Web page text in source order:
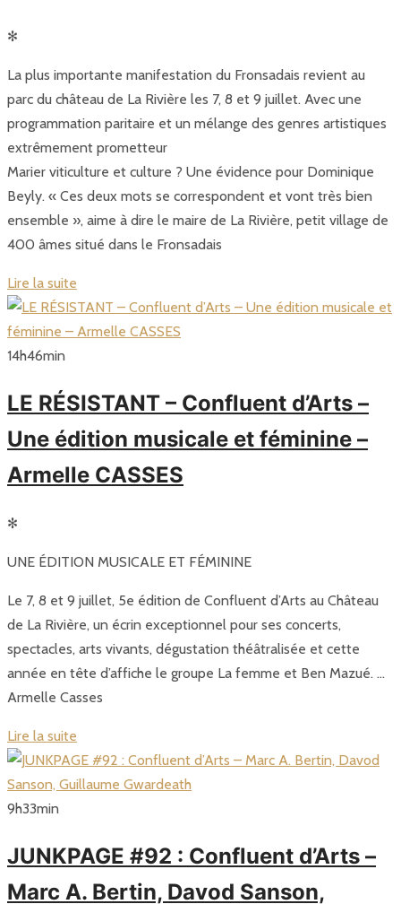
✻
La plus importante manifestation du Fronsadais revient au
parc du château de La Rivière les 7, 8 et 9 juillet. Avec une
programmation paritaire et un mélange des genres artistiques
extrêmement prometteur
Marier viticulture et culture ? Une évidence pour Dominique
Beyly. « Ces deux mots se correspondent et vont très bien
ensemble », aime à dire le maire de La Rivière, petit village de
400 âmes situé dans le Fronsadais
Lire la suite
14h46min
LE RÉSISTANT – Confluent d’Arts –
Une édition musicale et féminine –
Armelle CASSES
✻
UNE ÉDITION MUSICALE ET FÉMININE
Le 7, 8 et 9 juillet, 5e édition de Confluent d’Arts au Château
de La Rivière, un écrin exceptionnel pour ses concerts,
spectacles, arts vivants, dégustation théâtralisée et cette
année en tête d’affiche le groupe La femme et Ben Mazué. …
Armelle Casses
Lire la suite
9h33min
JUNKPAGE #92 : Confluent d’Arts –
Marc A. Bertin, Davod Sanson,